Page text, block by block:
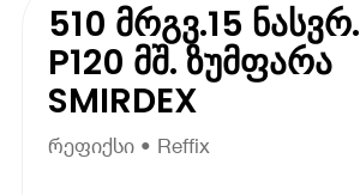
510 მრგვ.15 ნასვრ.
P120 მშ. ზუმფარა
SMIRDEX
რეფიქსი • Reffix